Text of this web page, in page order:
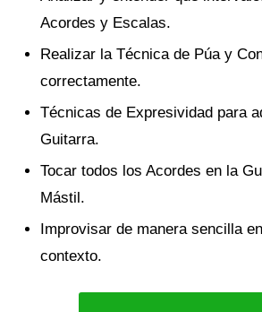
Acordes y Escalas.
Realizar la Técnica de Púa y
correctamente.
Técnicas de Expresividad para
Guitarra.
Tocar todos los Acordes en la
Mástil.
Improvisar de manera sencilla
contexto.